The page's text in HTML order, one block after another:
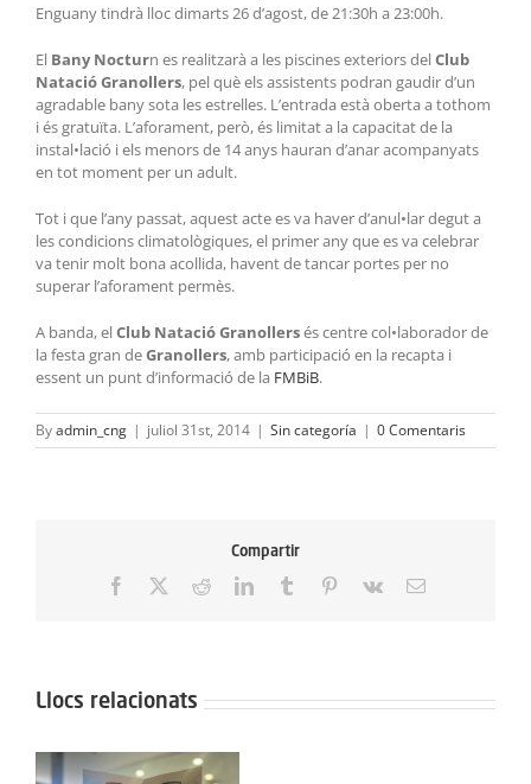
TREBALLA AMB NOSALTRES!
Enguany tindrà lloc dimarts 26 d’agost, de 21:30h a 23:00h.
El Bany Nocturn es realitzarà a les piscines exteriors delClub
Natació Granollers, pel què els assistents podran gaudir d’un
agradable bany sota les estrelles. L’entrada està oberta a tothom
i és gratuïta. L’aforament, però, és limitat a la capacitat de la
instal•lació i els menors de 14 anys hauran d’anar acompanyats
en tot moment per un adult.
Tot i que l’any passat, aquest acte es va haver d’anul•lar degut a
les condicions climatològiques, el primer any que es va celebrar
va tenir molt bona acollida, havent de tancar portes per no
superar l’aforament permès.
A banda, elClub Natació Granollersés centre col•laborador de
la festa gran deGranollers, amb participació en la recapta i
essent un punt d’informació de la FMBiB.
Byadmin_cng | juliol 31st, 2014 | Sin categoría | 0 Comentaris
Compartir
Facebook RedditLinkedInTumblr Pinterest
Vk Email:
Llocs relacionats